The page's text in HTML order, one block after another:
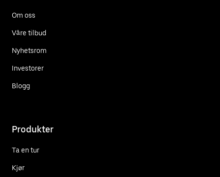
Om oss
Våre tilbud
Nyhetsrom
Investorer
Blogg
Produkter
Ta en tur
Kjør